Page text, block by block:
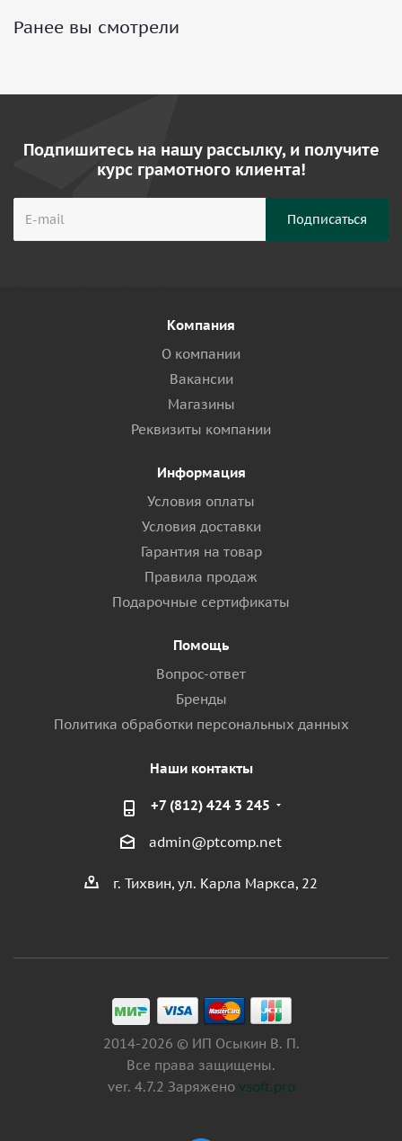
Ранее вы смотрели
Подпишитесь на нашу рассылку, и получите
курс грамотного клиента!
Компания
О компании
Вакансии
Магазины
Реквизиты компании
Информация
Условия оплаты
Условия доставки
Гарантия на товар
Правила продаж
Подарочные сертификаты
Помощь
Вопрос-ответ
Бренды
Политика обработки персональных данных
Наши контакты
+7 (812) 424 3 245
admin@ptcomp.net
г. Тихвин, ул. Карла Маркса, 22
2014-2026 © ИП Осыкин В. П.
Все права защищены.
ver. 4.7.2 Заряжено vsoft.pro